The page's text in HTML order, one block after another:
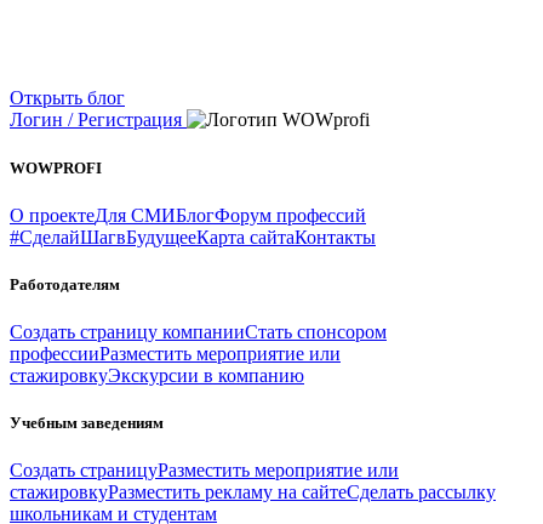
Открыть блог
Логин / Регистрация
WOWPROFI
О проектеДля СМИБлогФорум профессий
#СделайШагвБудущееКарта сайтаКонтакты
Работодателям
Создать страницу компанииСтать спонсором
профессииРазместить мероприятие или
стажировкуЭкскурсии в компанию
Учебным заведениям
Создать страницуРазместить мероприятие или
стажировкуРазместить рекламу на сайтеСделать рассылку
школьникам и студентам